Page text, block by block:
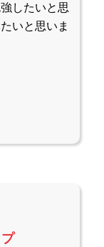
したいと思
いと思いま